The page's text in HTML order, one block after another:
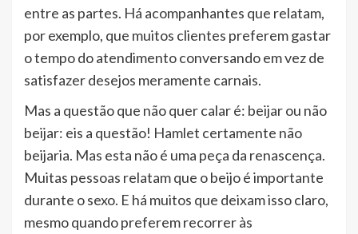
entre as partes. Há acompanhantes que relatam,
por exemplo, que muitos clientes preferem gastar
o tempo do atendimento conversando em vez de
satisfazer desejos meramente carnais.
Mas a questão que não quer calar é: beijar ou não
beijar: eis a questão! Hamlet certamente não
beijaria. Mas esta não é uma peça da renascença.
Muitas pessoas relatam que o beijo é importante
durante o sexo. E há muitos que deixam isso claro,
mesmo quando preferem recorrer às